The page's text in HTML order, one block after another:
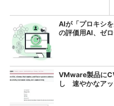
AIが「プロキシ
の評価用AI、ゼ
VMware製品に
し 速やかなア